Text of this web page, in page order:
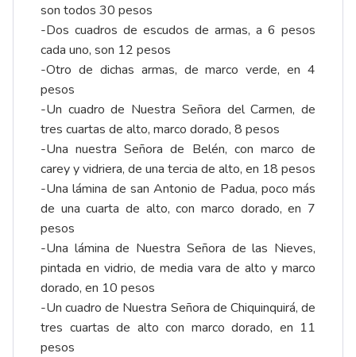
son todos 30 pesos
-Dos cuadros de escudos de armas, a 6 pesos
cada uno, son 12 pesos
-Otro de dichas armas, de marco verde, en 4
pesos
-Un cuadro de Nuestra Señora del Carmen, de
tres cuartas de alto, marco dorado, 8 pesos
-Una nuestra Señora de Belén, con marco de
carey y vidriera, de una tercia de alto, en 18 pesos
-Una lámina de san Antonio de Padua, poco más
de una cuarta de alto, con marco dorado, en 7
pesos
-Una lámina de Nuestra Señora de las Nieves,
pintada en vidrio, de media vara de alto y marco
dorado, en 10 pesos
-Un cuadro de Nuestra Señora de Chiquinquirá, de
tres cuartas de alto con marco dorado, en 11
pesos